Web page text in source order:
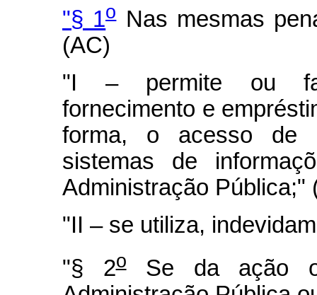
"§ 1oNas mesmas
(AC)
"I – permite ou
fornecimento e
forma, o acesso de
sistemas de
Administração Pública;"
"II – se utiliza,
"§ 2oSe da ação